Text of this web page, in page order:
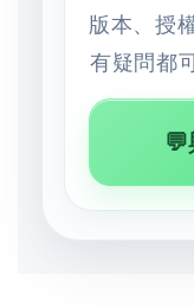
版本、授
有疑問都